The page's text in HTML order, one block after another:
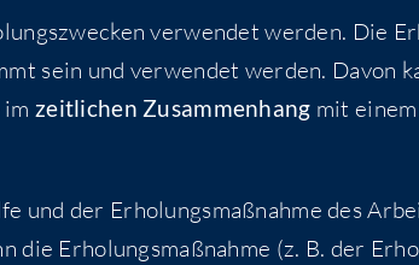
ver­wen­det wer­den. Die
sein und ver­wen­det wer­den. Davon
zeit­li­chen Zusam­men­hang mit einem
und der Erho­lungs­maß­nah­me des
die Erho­lungs­maß­nah­me (z. B. der